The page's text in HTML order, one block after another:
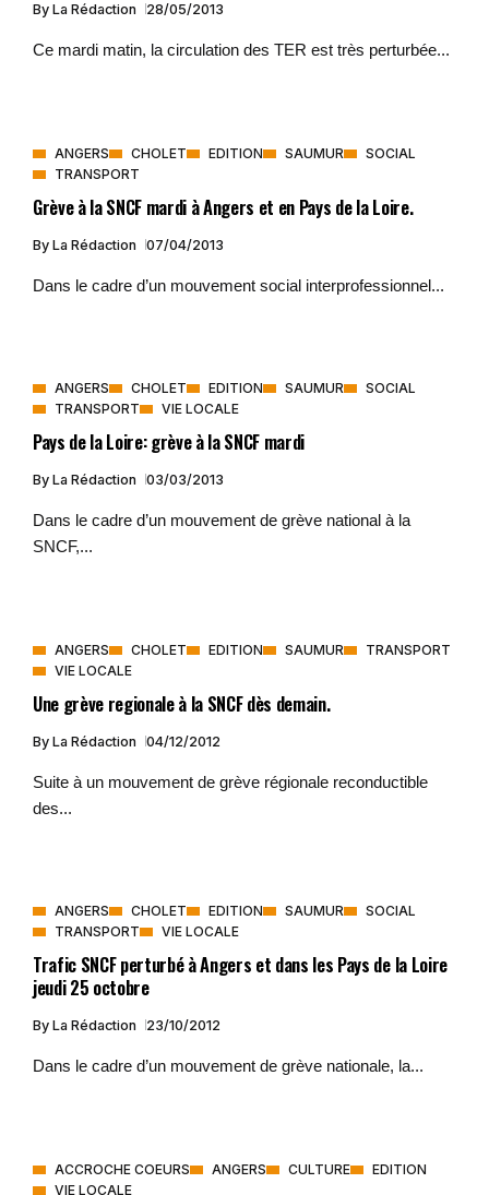
By La Rédaction 28/05/2013
Ce mardi matin, la circulation des TER est très perturbée...
ANGERS CHOLET EDITION SAUMUR
SOCIAL
TRANSPORT
Grève à la SNCF mardi à Angers et en Pays de la Loire.
By La Rédaction 07/04/2013
Dans le cadre d’un mouvement social interprofessionnel...
ANGERS CHOLET EDITION SAUMUR
SOCIAL
TRANSPORT
VIE LOCALE
Pays de la Loire: grève à la SNCF mardi
By La Rédaction 03/03/2013
Dans le cadre d’un mouvement de grève national à la
SNCF,...
ANGERS CHOLET EDITION SAUMUR
TRANSPORT
VIE LOCALE
Une grève regionale à la SNCF dès demain.
By La Rédaction 04/12/2012
Suite à un mouvement de grève régionale reconductible
des...
ANGERS CHOLET EDITION SAUMUR
SOCIAL
TRANSPORT
VIE LOCALE
Trafic SNCF perturbé à Angers et dans les Pays de la Loire
jeudi 25 octobre
By La Rédaction 23/10/2012
Dans le cadre d’un mouvement de grève nationale, la...
ACCROCHE COEURS ANGERS CULTURE
EDITION
VIE LOCALE